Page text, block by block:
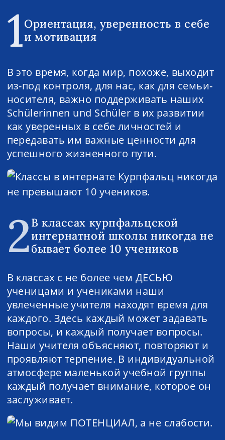
1Ориентация, уверенность в себе
и мотивация
В это время, когда мир, похоже, выходит
из-под контроля, для нас, как для семьи-
носителя, важно поддерживать наших
Schülerinnen und Schüler в их развитии
как уверенных в себе личностей и
передавать им важные ценности для
успешного жизненного пути.
2В классах курпфальцской
интернатной школы никогда не
бывает более 10 учеников
В классах с не более чем ДЕСЬЮ
ученицами и учениками наши
увлеченные учителя находят время для
каждого. Здесь каждый может задавать
вопросы, и каждый получает вопросы.
Наши учителя объясняют, повторяют и
проявляют терпение. В индивидуальной
атмосфере маленькой учебной группы
каждый получает внимание, которое он
заслуживает.